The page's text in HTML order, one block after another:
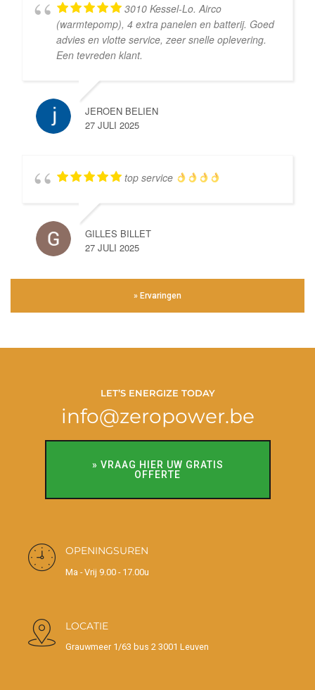
3010 Kessel-Lo. Airco
(warmtepomp), 4 extra panelen en batterij. Goed
advies en vlotte service, zeer snelle oplevering.
Een tevreden klant.
JEROEN BELIEN
27 JULI 2025
top service
GILLES BILLET
27 JULI 2025
» Ervaringen
LET’S ENERGIZE TODAY
info@zeropower.be
» VRAAG HIER UW GRATIS
OFFERTE
OPENINGSUREN
Ma - Vrij 9.00 - 17.00u
LOCATIE
Grauwmeer 1/63 bus 2 3001 Leuven